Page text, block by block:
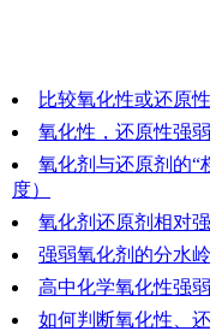
比较氧化性或还原
氧化性，还原性强
氧化剂与还原剂的“
度）
氧化剂还原剂相对
强弱氧化剂的分水岭
高中化学氧化性强
如何判断氧化性、